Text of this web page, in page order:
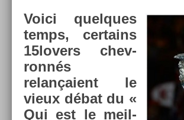
Voici quel­ques
temps, cer­tains
15lovers chev­
ronnés
relançaient le
vieux débat du «
Qui est le meil­